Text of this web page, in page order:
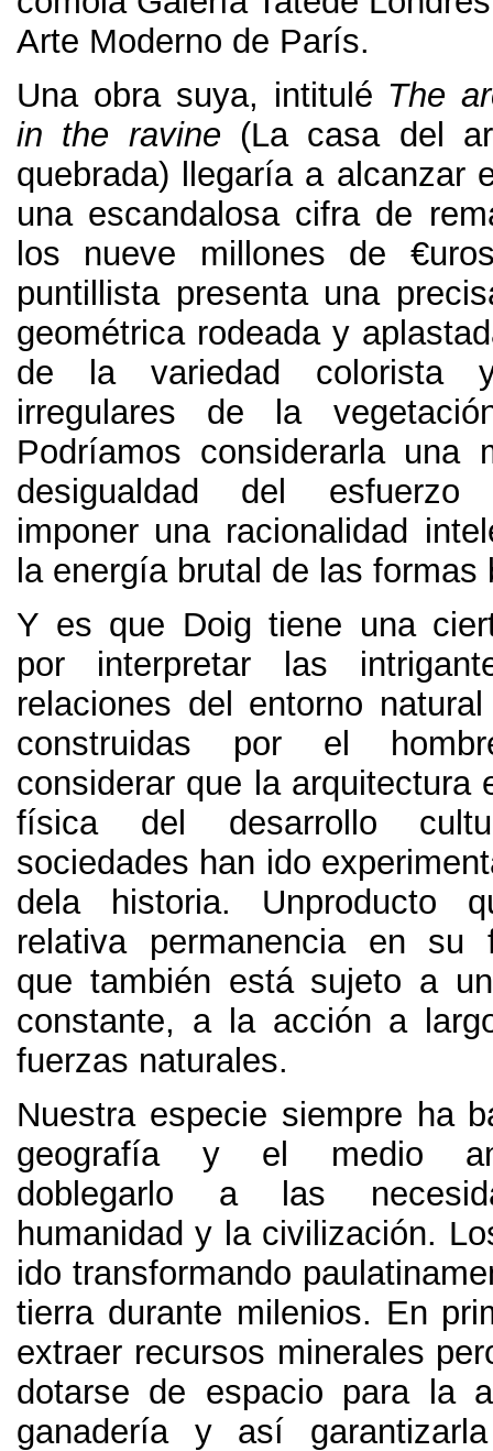
Arte Moderno de París.
Una obra suya, intitulé The
in the ravine (La casa del
quebrada)
llegaría a alcanzar
una escandalosa cifra de
los nueve millones de
puntillista presenta una
geométrica rodeada y
de la variedad colorista
irregulares de la
Podríamos considerarla una
desigualdad del
imponer una racionalidad
la energía brutal de las formas
Y es que Doig tiene una
por interpretar las
relaciones del entorno
construidas por el
considerar que la arquitectura
física del desarrollo
sociedades han ido
dela historia. Unproducto
relativa permanencia en su
que también está sujeto a
constante, a la acción a
fuerzas naturales.
Nuestra especie siempre ha
geografía y el medio
doblegarlo a las
humanidad y la civilización.
ido transformando
tierra durante milenios. En
extraer recursos minerales
dotarse de espacio para la
ganadería y así